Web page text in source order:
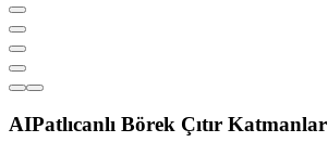
AIPatlıcanlı Börek Çıtır Katmanlar